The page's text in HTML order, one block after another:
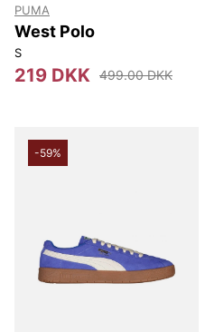
PUMA
West Polo
S
219 DKK 499.00 DKK
-59%